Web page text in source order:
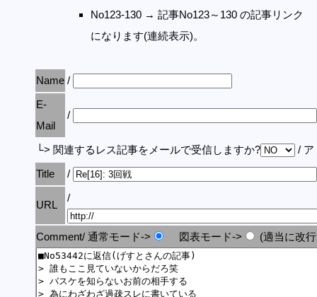
No123-130 → 記事No123～130 の記事リンク
になります(連続表示)。
Name /
E-
Mail
/
└> 関連するレス記事をメールで受信しますか?
/ ア
Title
/
URL
/
Comment/ 通常モード-> 図表モード-> (適当に改